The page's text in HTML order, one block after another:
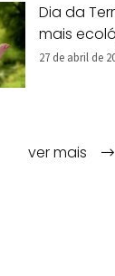
Dia da
mais
27 de abril de
ver mais